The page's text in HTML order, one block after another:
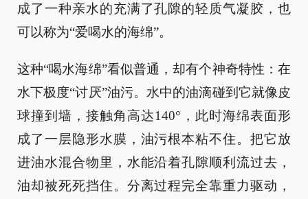
成了一种亲水的充满了孔隙的轻质气凝胶，也
可以称为“爱喝水的海绵”。
这种“喝水海绵”看似普通，却有个神奇特性：在
水下极度“讨厌”油污。水中的油滴碰到它就像皮
球撞到墙，接触角高达140°，此时海绵表面形
成了一层隐形水膜，油污根本粘不住。把它放
进油水混合物里，水能沿着孔隙顺利流过去，
油却被死死挡住。分离过程完全靠重力驱动，